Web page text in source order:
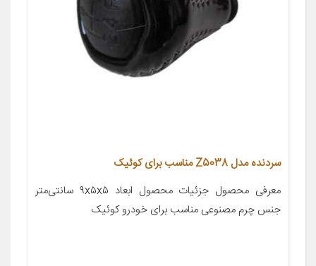
سردنده مدل Z5038 مناسب برای کوئیک
معرفی محصول جزئیات محصول ابعاد ۹x۵x۵ سانتی‌متر
جنس چرم مصنوعی مناسب برای خودرو کوئیک